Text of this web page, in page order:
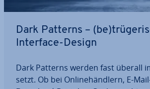
Dark Patterns –
Interface-Design
Dark Patterns werden fast überall
setzt. Ob bei On­line­händ­lern, E-